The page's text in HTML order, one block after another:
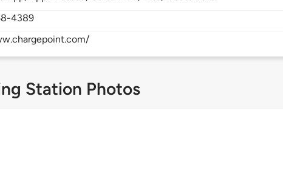
4389
Station Photos